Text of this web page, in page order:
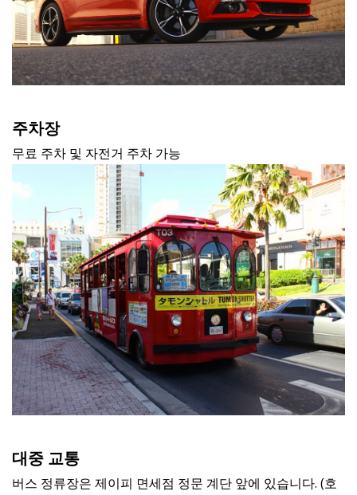
주차장
무료 주차 및 자전거 주차 가능
대중 교통
버스 정류장은 제이피 면세점 정문 계단 앞에 있습니다. (호